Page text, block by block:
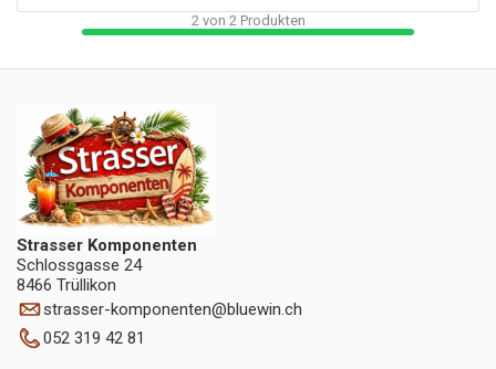
2von 2Produkten
Strasser Komponenten
Schlossgasse 24
8466 Trüllikon
strasser-komponenten@bluewin.ch
052 319 42 81